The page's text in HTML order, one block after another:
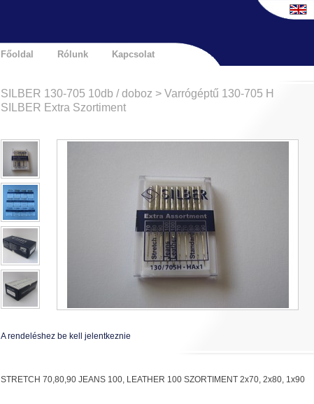
Főoldal Rólunk Kapcsolat
SILBER 130-705 10db / doboz > Varrógéptű 130-705 H
SILBER Extra Szortiment
A rendeléshez be kell jelentkeznie
STRETCH 70,80,90 JEANS 100, LEATHER 100 SZORTIMENT 2x70, 2x80, 1x90